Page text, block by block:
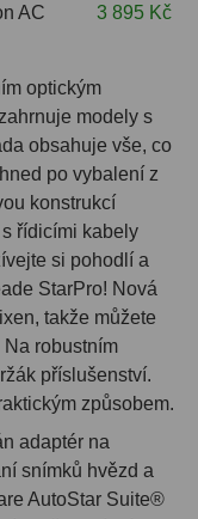
AC
3 895 Kč
optickým
modely s
obsahuje vše, co
po vybalení z
konstrukcí
řídicími kabely
si pohodlí a
StarPro! Nová
takže můžete
Na robustním
příslušenství.
způsobem.
adaptér na
snímků hvězd a
AutoStar Suite®